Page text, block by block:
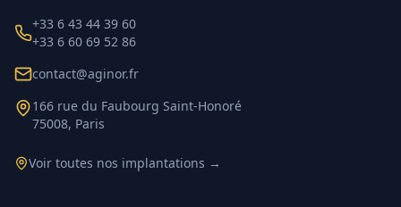
+33 6 43 44 39 60
+33 6 60 69 52 86
contact@aginor.fr
166 rue du Faubourg Saint-Honoré
75008, Paris
Voir toutes nos implantations →